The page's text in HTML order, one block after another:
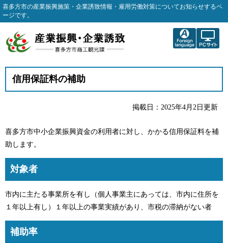
喜多方市の産業振興施策・企業誘致情報・雇用労働対策についてお知らせするペ
ージです。
信用保証料の補助
掲載日：2025年4月2日更新
喜多方市中小企業振興資金の利用者に対し、かかる信用保証料を補
助します。
対象者
市内に主たる事業所を有し（個人事業主にあっては、市内に住所を
１年以上有し）１年以上の事業実績があり、市税の滞納がない者
補助率